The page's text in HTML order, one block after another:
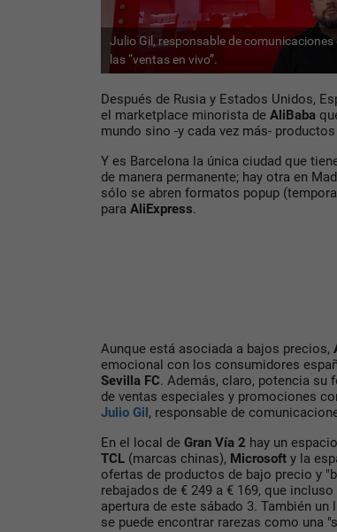
Julio Gil, responsable de
las “ventas en vivo”.
Después de Rusia y Estados Unidos,
el marketplace minorista de AliBaba
mundo sino -y cada vez más-
Y es Barcelona la única ciudad que
de manera permanente; hay otra en
sólo se abren formatos popup
para AliExpress.
Aunque está asociada a bajos precios,
emocional con los consumidores
Sevilla FC. Además, claro, potencia su
de ventas especiales y promociones
Julio Gil , responsable de
En el local de Gran Vía 2 hay un
TCL (marcas chinas), Microsoft y la
ofertas de productos de bajo precio y
rebajados de € 249 a € 169, que
apertura de este sábado 3. También
se puede encontrar rarezas como una